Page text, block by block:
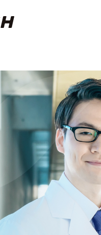
会社 | ライフサイエンス